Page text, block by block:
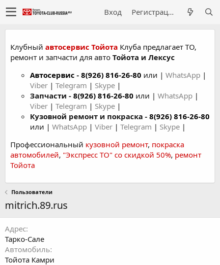
Вход Регистрация
Клубный автосервис Тойота Клуба предлагает ТО,
ремонт и запчасти для авто Тойота и Лексус
Автосервис - 8(926) 816-26-80 или | WhatsApp |
Viber | Telegram | Skype |
Запчасти - 8(926) 816-26-80 или | WhatsApp |
Viber | Telegram | Skype |
Кузовной ремонт и покраска - 8(926) 816-26-80
или | WhatsApp | Viber | Telegram | Skype |
Профессиональный кузовной ремонт, покраска
автомобилей, "Экспресс ТО" со скидкой 50%, ремонт
Тойота
Пользователи
mitrich.89.rus
Адрес
Тарко-Сале
Автомобиль
Тойота Камри